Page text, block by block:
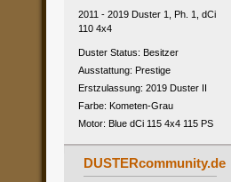
2011 - 2019 Duster 1, Ph. 1, dCi
110 4x4
Duster Status: Besitzer
Ausstattung: Prestige
Erstzulassung: 2019 Duster II
Farbe: Kometen-Grau
Motor: Blue dCi 115 4x4 115 PS
DUSTERcommunity.de